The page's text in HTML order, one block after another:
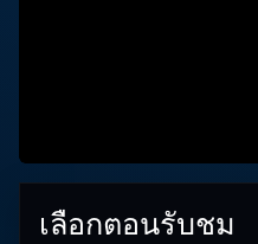
เลือกตอนรับชม